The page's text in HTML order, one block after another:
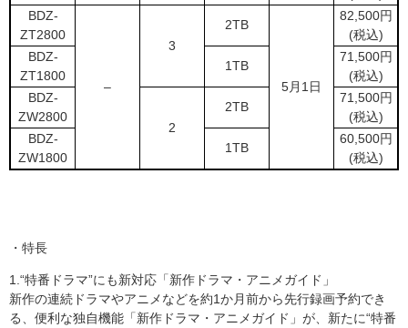
BDZ-
ZT2800
–
3
2TB
5月1日
82,500円
(税込)
BDZ-
ZT1800
1TB
71,500円
(税込)
BDZ-
ZW2800
2
2TB
71,500円
(税込)
BDZ-
ZW1800
1TB
60,500円
(税込)
・特長
1.“特番ドラマ”にも新対応「新作ドラマ・アニメガイド」
新作の連続ドラマやアニメなどを約1か月前から先行録画予約でき
る、便利な独自機能「新作ドラマ・アニメガイド」が、新たに“特番